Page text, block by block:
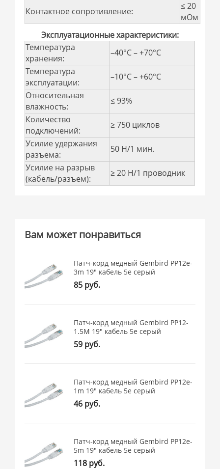
Контактное сопротивление:
≤ 20
мОм
Эксплуатационные характеристики:
Температура
хранения:
–40°C – +70°C
Температура
эксплуатации:
–10°C – +60°C
Относительная
влажность:
≤ 93%
Количество
подключений:
≥ 750 циклов
Усилие удержания
разъема:
50 Н/1 мин.
Усилие на разрыв
(кабель/разъем):
≥ 20 Н/1 проводник
Вам может понравиться
Патч-корд медный Gembird PP12e-
3m 19" кабель 5e серый
85 руб.
Патч-корд медный Gembird PP12-
1.5M 19" кабель 5e серый
59 руб.
Патч-корд медный Gembird PP12e-
1m 19" кабель 5e серый
46 руб.
Патч-корд медный Gembird PP12e-
5m 19" кабель 5e серый
118 руб.